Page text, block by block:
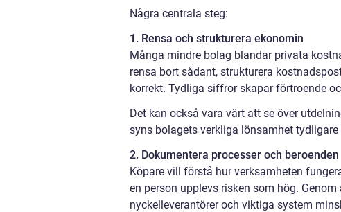
Några centrala steg:
1. Rensa och strukturera ekonomin
Många mindre bolag blandar privata
rensa bort sådant, strukturera
korrekt. Tydliga siffror skapar förtroende
Det kan också vara värt att se över
syns bolagets verkliga lönsamhet
2. Dokumentera processer och beroenden
Köpare vill förstå hur verksamheten
en person upplevs risken som hög.
nyckelleverantörer och viktiga system